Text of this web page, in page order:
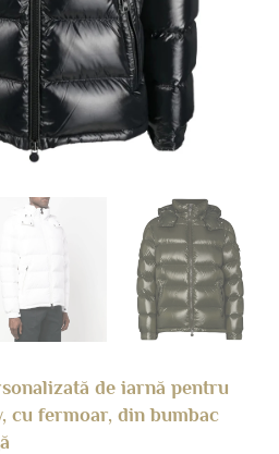
de iarnă pentru
cu fermoar, din bumbac